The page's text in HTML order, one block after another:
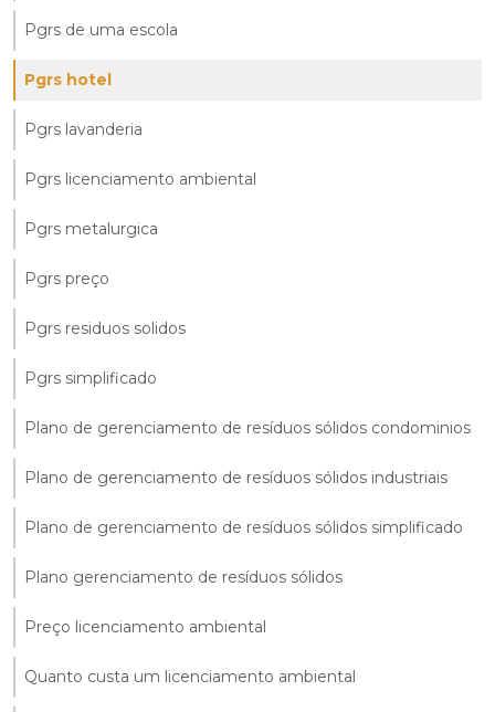
Pgrs de uma escola
Pgrs hotel
Pgrs lavanderia
Pgrs licenciamento ambiental
Pgrs metalurgica
Pgrs preço
Pgrs residuos solidos
Pgrs simplificado
Plano de gerenciamento de resíduos sólidos condominios
Plano de gerenciamento de resíduos sólidos industriais
Plano de gerenciamento de resíduos sólidos simplificado
Plano gerenciamento de resíduos sólidos
Preço licenciamento ambiental
Quanto custa um licenciamento ambiental